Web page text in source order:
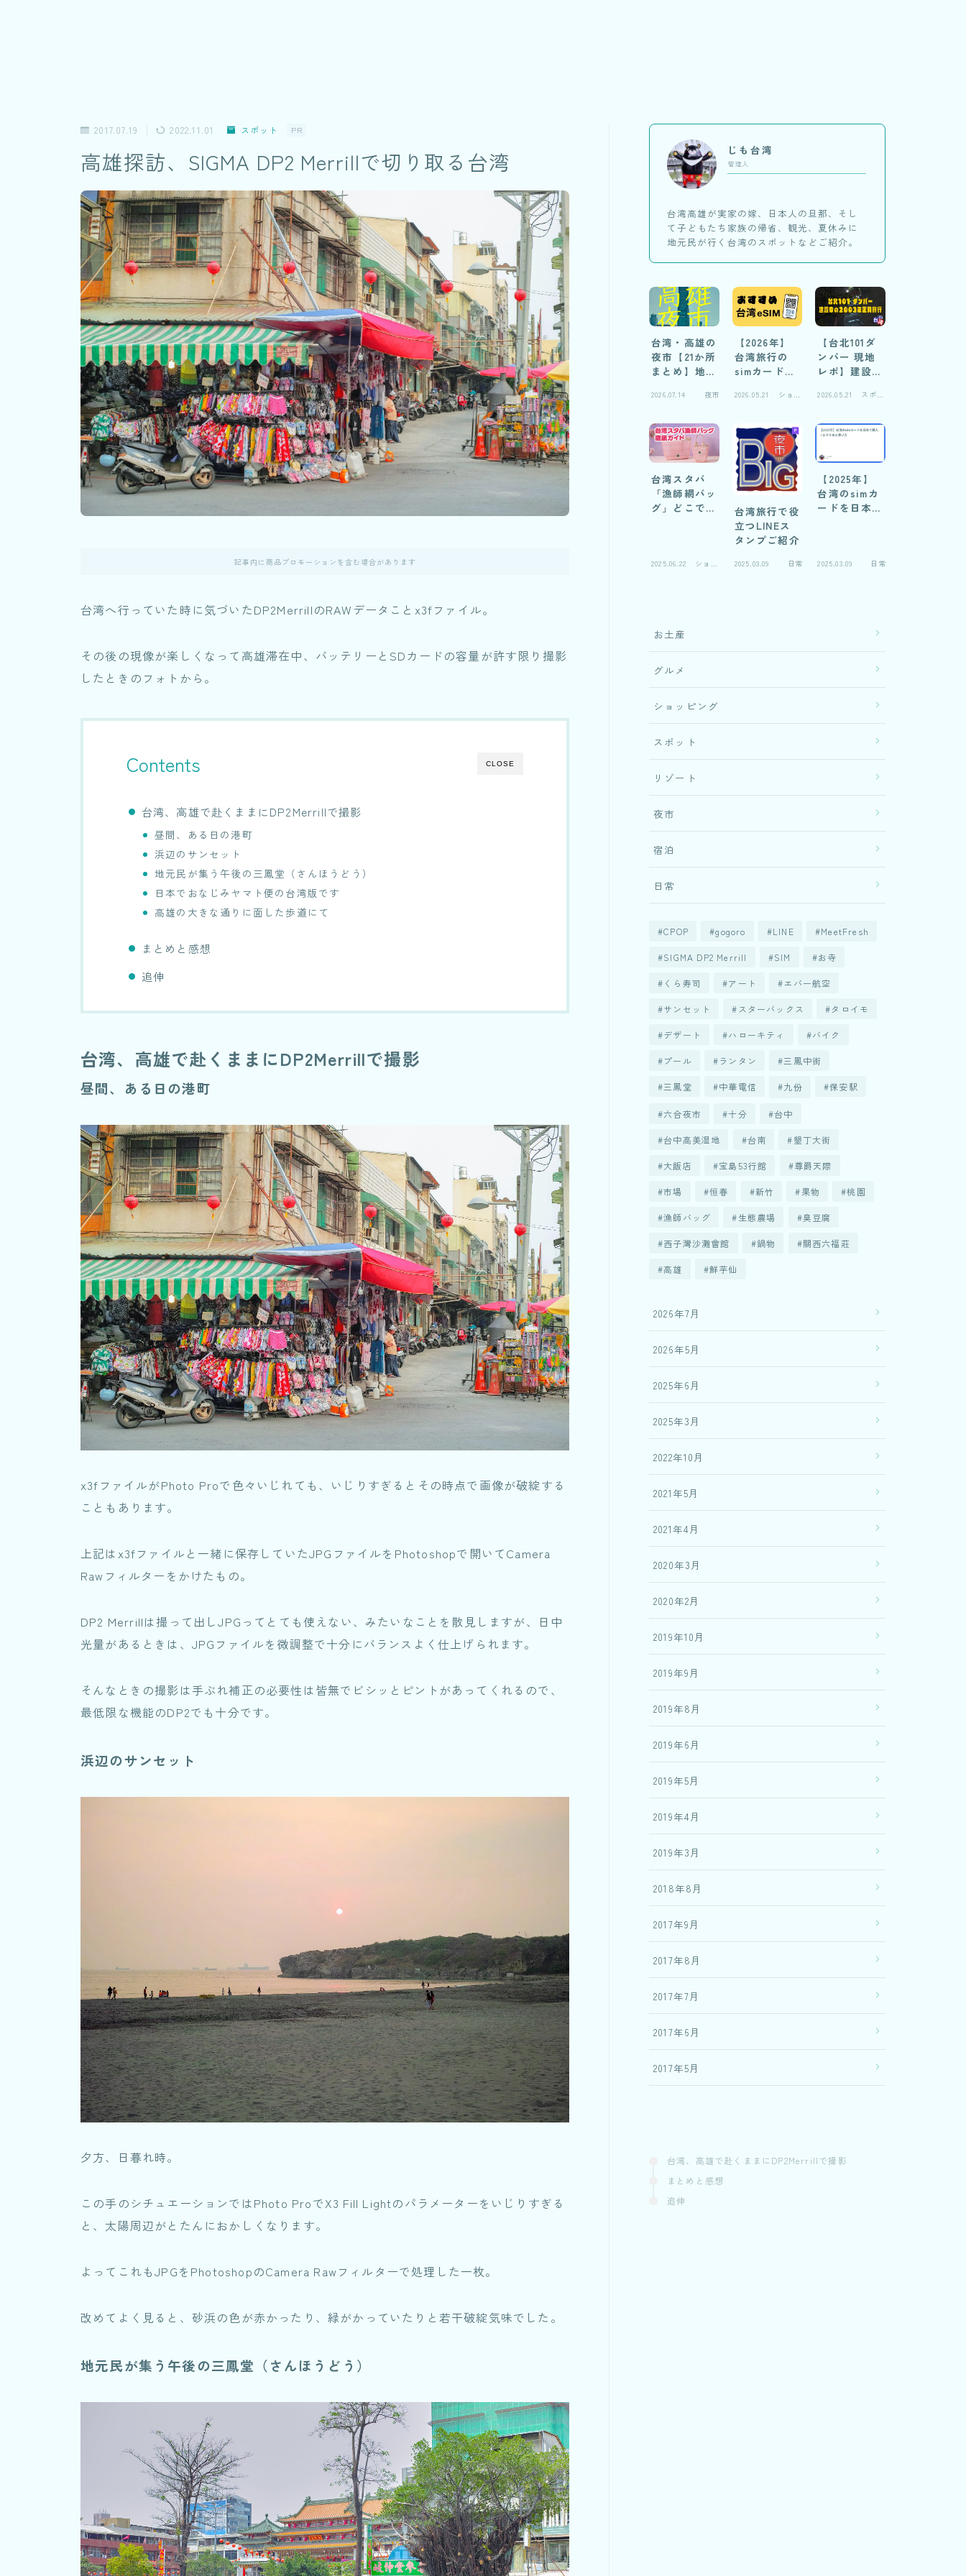
2017.07.19 2022.11.01 スポット PR
高雄探訪、SIGMA DP2 Merrillで切り取る台湾
記事内に商品プロモーションを含む場合があります
台湾へ行っていた時に気づいたDP2MerrillのRAWデータことx3fファイル。
その後の現像が楽しくなって高雄滞在中、バッテリーとSDカードの容量が許す限り撮影
したときのフォトから。
CLOSE
Contents
台湾、高雄で赴くままにDP2Merrillで撮影
昼間、ある日の港町
浜辺のサンセット
地元民が集う午後の三鳳堂（さんほうどう）
日本でおなじみヤマト便の台湾版です
高雄の大きな通りに面した歩道にて
まとめと感想
追伸
台湾、高雄で赴くままにDP2Merrillで撮影
昼間、ある日の港町
x3fファイルがPhoto Proで色々いじれても、いじりすぎるとその時点で画像が破綻する
こともあります。
上記はx3fファイルと一緒に保存していたJPGファイルをPhotoshopで開いてCamera
Rawフィルターをかけたもの。
DP2 Merrillは撮って出しJPGってとても使えない、みたいなことを散見しますが、日中
光量があるときは、JPGファイルを微調整で十分にバランスよく仕上げられます。
そんなときの撮影は手ぶれ補正の必要性は皆無でビシッとピントがあってくれるので、
最低限な機能のDP2でも十分です。
浜辺のサンセット
夕方、日暮れ時。
この手のシチュエーションではPhoto ProでX3 Fill Lightのパラメーターをいじりすぎる
と、太陽周辺がとたんにおかしくなります。
よってこれもJPGをPhotoshopのCamera Rawフィルターで処理した一枚。
改めてよく見ると、砂浜の色が赤かったり、緑がかっていたりと若干破綻気味でした。
地元民が集う午後の三鳳堂（さんほうどう）
じも台湾
管理人
台湾高雄が実家の嫁、日本人の旦那、そし
て子どもたち家族の帰省、観光、夏休みに
地元民が行く台湾のスポットなどご紹介。
台湾・高雄の
夜市【21か所
まとめ】地元
た！おすすめ
市の実録
2026.07.14 夜市
【2026年】
台湾旅行の
simカードお
ビュー
2026.05.21
ショッ
【台北101ダ
ンパー 現地
レポ】建設中
解説
2026.05.21
スポッ
台湾スタバ
「漁師網バッ
グ」どこで売
2025.06.22
ショッ
台湾旅行で役
立つLINEス
タンプご紹介
2025.03.09 日常
【2025年】
台湾のsimカ
ードを日本で
2025.03.09 日常
お土産
グルメ
ショッピング
スポット
リゾート
夜市
宿泊
日常
CPOP gogoro LINE MeetFresh
SIGMA DP2 Merrill SIM お寺
くら寿司 アート エバー航空
サンセット スターバックス タロイモ
デザート ハローキティ バイク
プール ランタン 三鳳中街
三鳳堂 中華電信 九份 保安駅
六合夜市 十分 台中
台中高美湿地 台南 墾丁大街
大飯店 宝島53行館 尊爵天際
市場 恒春 新竹 果物 桃園
漁師バッグ 生態農場 臭豆腐
西子灣沙灘會館 鍋物 關西六福莊
高雄 鮮芋仙
2026年7月
2026年5月
2025年6月
2025年3月
2022年10月
2021年5月
2021年4月
2020年3月
2020年2月
2019年10月
2019年9月
2019年8月
2019年6月
2019年5月
2019年4月
2019年3月
2018年8月
2017年9月
2017年8月
2017年7月
2017年6月
2017年5月
台湾、高雄で赴くままにDP2Merrillで撮影
まとめと感想
追伸